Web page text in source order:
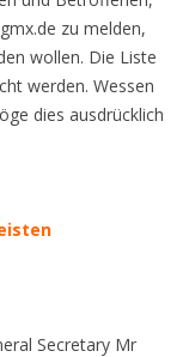
zu melden,
wollen. Die Liste
werden. Wessen
dies ausdrücklich
Secretary Mr